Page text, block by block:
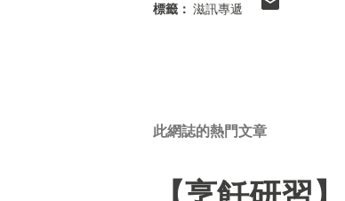
標籤： 滋訊專遞
此網誌的熱門文章